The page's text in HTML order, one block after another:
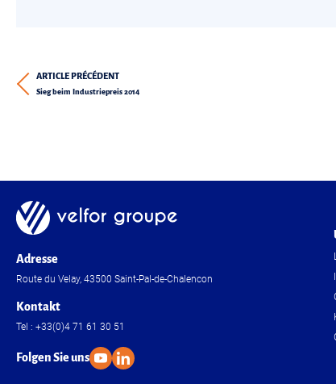
ARTICLE PRÉCÉDENT
Sieg beim Industriepreis 2014
Adresse
Route du Velay, 43500 Saint-Pal-de-Chalencon
Kontakt
Tel : +33(0)4 71 61 30 51
Folgen Sie uns